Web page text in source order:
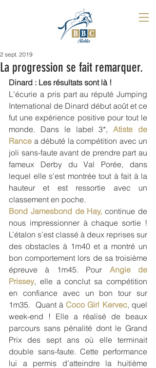
La progression se fait remarquer.
2 sept. 2019
Dinard : Les résultats sont là !
L'écurie a pris part au réputé Jumping
International de Dinard début août et ce
fut une expérience positive pour tout le
monde. Dans le label 3*, Atiste de
Rance a débuté la compétition avec un
joli sans-faute avant de prendre part au
fameux Derby du Val Porée, dans
lequel elle s'est montrée tout à fait à la
hauteur et est ressortie avec un
classement en poche.
Bond Jamesbond de Hay, continue de
nous impressionner à chaque sortie !
L’étalon s’est classé à deux reprises sur
des obstacles à 1m40 et a montré un
bon comportement lors de sa troisième
épreuve à 1m45. Pour Angie de
Prissey, elle a conclut sa compétition
en confiance avec un bon tour sur
1m35.  Quant à Coco Girl Kervec, quel
week-end ! Elle a réalisé de beaux
parcours sans pénalité dont le Grand
Prix des sept ans où elle terminait
double sans-faute. Cette performance
lui a permis d’atteindre la huitième